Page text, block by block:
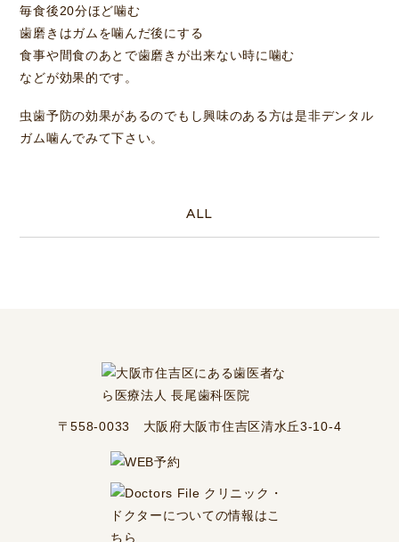
毎食後20分ほど噛む
歯磨きはガムを噛んだ後にする
食事や間食のあとで歯磨きが出来ない時に噛む
などが効果的です。
虫歯予防の効果があるのでもし興味のある方は是非デンタル
ガム噛んでみて下さい。
ALL
〒558-0033 大阪府大阪市住吉区清水丘3-10-4